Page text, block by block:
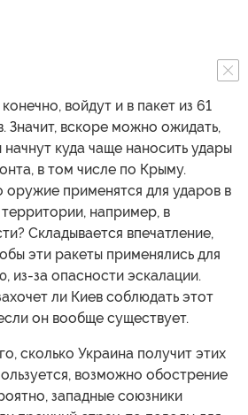
войдут и в пакет из 61
Значит, вскоре можно ожидать,
куда чаще наносить удары
в том числе по Крыму.
оружие применятся для ударов в
например, в
Складывается впечатление,
эти ракеты применялись для
из-за опасности эскалации.
ли Киев соблюдать этот
он вообще существует.
сколько Украина получит этих
возможно обострение
западные союзники